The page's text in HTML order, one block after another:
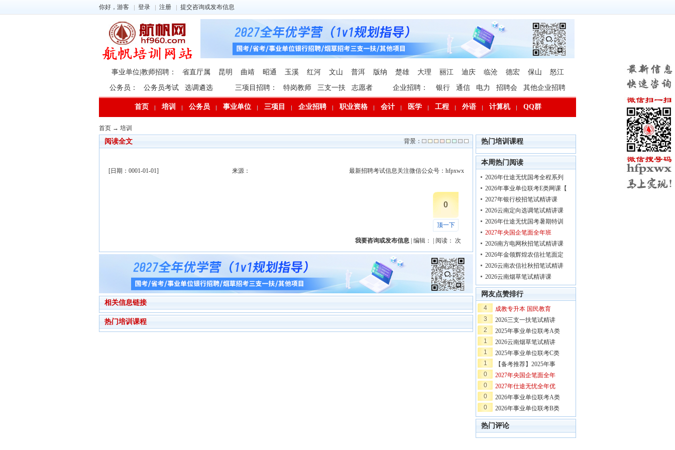
你好，游客 登录 注册 提交咨询或发布信息
事业单位|教师招聘： 省直厅属 昆明 曲靖 昭通 玉溪 红河 文山 普洱 版纳 楚雄 大理 丽江 迪庆 临沧 德宏 保山 怒江
公务员： 公务员考试 选调遴选 三项目招聘： 特岗教师 三支一扶 志愿者 企业招聘： 银行 通信 电力 招聘会 其他企业招聘
首页 培训 公务员 事业单位 三项目 企业招聘 职业资格 会计 医学 工程 外语 计算机 QQ群
首页 → 培训
背景：
阅读全文
[日期：0001-01-01] 来源： 最新招聘考试信息关注微信公众号：hfpxwx
0
顶一下
我要咨询或发布信息 | 编辑： | 阅读： 次
相关信息链接
热门培训课程
热门培训课程
本周热门阅读
2026年仕途无忧国考全程系列
2026年事业单位联考E类网课【
2027年银行校招笔试精讲课
2026云南定向选调笔试精讲课
2026年仕途无忧国考暑期特训
2027年央国企笔面全年班
2026南方电网秋招笔试精讲课
2026年金领辉煌农信社笔面定
2026云南农信社秋招笔试精讲
2026云南烟草笔试精讲课
网友点赞排行
4
成教专升本 国民教育
3
2026三支一扶笔试精讲
2
2025年事业单位联考A类
1
2026云南烟草笔试精讲
1
2025年事业单位联考C类
1
【备考推荐】2025年事
0
2027年央国企笔面全年
0
2027年仕途无忧全年优
0
2026年事业单位联考A类
0
2026年事业单位联考B类
热门评论